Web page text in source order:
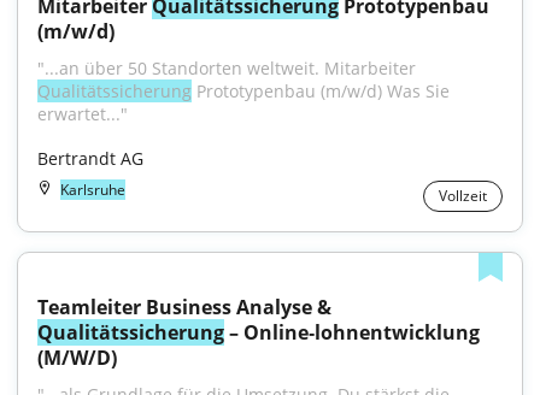
Mitarbeiter Qualitätssicherung Prototypenbau
(m/w/d)
Qualitätssicherung Prototypenbau (m/w/d) Was Sie
erwartet..."
Bertrandt AG
Karlsruhe Vollzeit
Qualitätssicherung – Online‑lohnentwicklung
(M/W/D)